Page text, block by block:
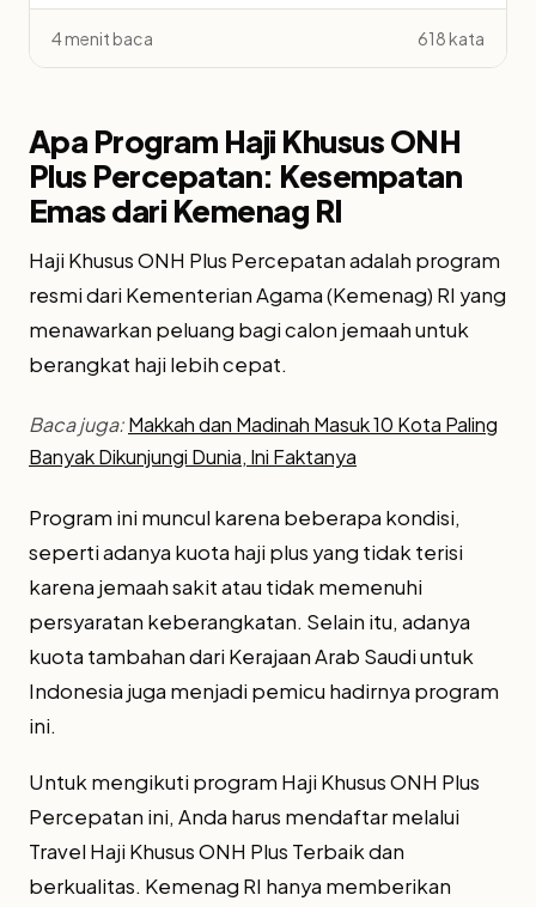
4 menit baca 618 kata
Apa Program Haji Khusus ONH
Plus Percepatan: Kesempatan
Emas dari Kemenag RI
Haji Khusus ONH Plus Percepatan adalah program
resmi dari Kementerian Agama (Kemenag) RI yang
menawarkan peluang bagi calon jemaah untuk
berangkat haji lebih cepat.
Baca juga:Makkah dan Madinah Masuk 10 Kota Paling
Banyak Dikunjungi Dunia, Ini Faktanya
Program ini muncul karena beberapa kondisi,
seperti adanya kuota haji plus yang tidak terisi
karena jemaah sakit atau tidak memenuhi
persyaratan keberangkatan. Selain itu, adanya
kuota tambahan dari Kerajaan Arab Saudi untuk
Indonesia juga menjadi pemicu hadirnya program
ini.
Untuk mengikuti program Haji Khusus ONH Plus
Percepatan ini, Anda harus mendaftar melalui
Travel Haji Khusus ONH Plus Terbaik dan
berkualitas. Kemenag RI hanya memberikan